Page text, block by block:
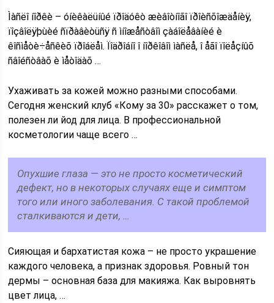
Ìàñëî íîðêè – óíèêàëüíûé ïðîäóêò æèâîòíîãî ïðîèñõîæäåíèÿ,
ïîçâîëÿþùèé ñïðàâèòüñÿ ñ ìíîæåñòâîì çàáîëåâàíèé è
êîñìåòè÷åñêèõ ïðîáëåì. Ïîäðîáíî î íîðêîâîì ìàñëå, î åãî ïîëåçíûõ
ñâîéñòâàõ è ìåòîäàõ …
Ухаживать за кожей можно разными способами.
Сегодня женский клуб «Кому за 30» расскажет о том,
полезен ли йод для лица. В профессиональной
косметологии чаще всего …
Опухшие глаза — это не просто косметический
дефект, но в некоторых случаях еще и симптом
того или иного заболевания. С такой проблемой
сталкиваются и дети, …
Сияющая и бархатистая кожа – не просто украшение
каждого человека, а признак здоровья. Ровный тон
дермы – основная база для макияжа. Как выровнять
цвет лица, …